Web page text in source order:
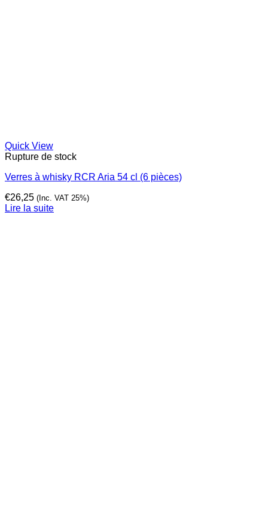
Quick View
Rupture de stock
Verres à whisky RCR Aria 54 cl (6 pièces)
€26,25 (Inc. VAT 25%)
Lire la suite